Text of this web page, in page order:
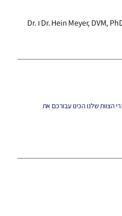
נבדק על ידי Dr. Hein Meyer, DVM, PhD, Dipl-ECVIM-CA ו Dr.
הצוות שלנו הכינו עבורכם את